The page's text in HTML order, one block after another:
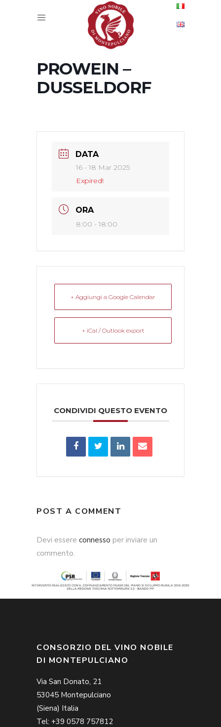
PROWEIN –
DUSSELDORF
DATA
16 - 18 Mar 2025
Expired!
ORA
8:00 - 18:00
+ Aggiungi a Google Calendar
+ iCal / Outlook export
CONDIVIDI QUESTO EVENTO
POST A COMMENT
Devi essere connesso per inviare un
commento.
CONSORZIO DEL VINO NOBILE
DI MONTEPULCIANO
Via San Donato, 21
53045 Montepulciano
(Siena) Italia
Tel: +39 0578 757812